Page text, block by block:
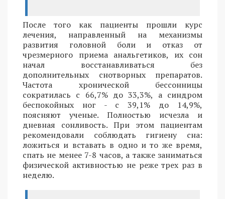
После того как пациенты прошли курс
лечения, направленный на механизмы
развития головной боли и отказ от
чрезмерного приема анальгетиков, их сон
начал восстанавливаться без
дополнительных снотворных препаратов.
Частота хронической бессонницы
сократилась с 66,7% до 33,3%, а синдром
беспокойных ног - с 39,1% до 14,9%,
поясняют ученые. Полностью исчезла и
дневная сонливость. При этом пациентам
рекомендовали соблюдать гигиену сна:
ложиться и вставать в одно и то же время,
спать не менее 7-8 часов, а также заниматься
физической активностью не реже трех раз в
неделю.